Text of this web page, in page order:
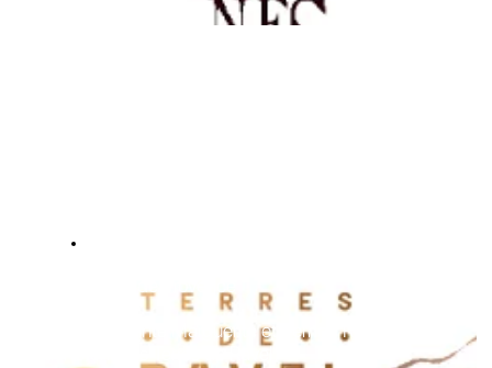
Château Sainte Marguerite et Pernod Ricard
achètent Les Terres de Ravel